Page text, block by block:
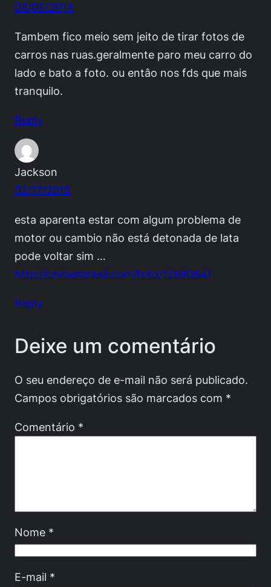
08/05/2014
Tambem fico meio sem jeito de tirar fotos de
carros nas ruas.geralmente paro meu carro do
lado e bato a foto. ou entâo nos fds que mais
tranquilo.
Reply
Jackson
02/17/2015
esta aparenta estar com algum problema de
motor ou cambio não está detonada de lata
pode voltar sim …
http://onibusbrasil.com/foto/1289064/
Reply
Deixe um comentário
O seu endereço de e-mail não será publicado.
Campos obrigatórios são marcados com *
Comentário *
Nome *
E-mail *